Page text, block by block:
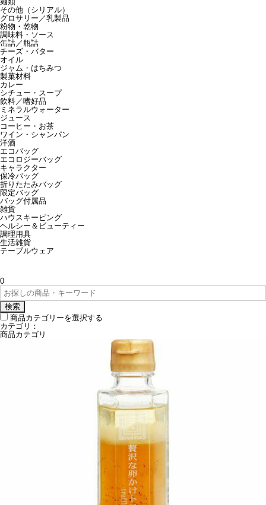
その他（シリアル）
グロサリー／乳製品
粉物・乾物
調味料・ソース
缶詰／瓶詰
チーズ・バター
オイル
ジャム・はちみつ
製菓材料
カレー
シチュー・スープ
飲料／嗜好品
ミネラルウォーター
ジュース
コーヒー・お茶
ワイン・シャンパン
洋酒
エコバッグ
エコロジーバッグ
キャラクター
保冷バッグ
折りたたみバッグ
限定バッグ
バッグ付属品
雑貨
ハウスキーピング
ヘルシー＆ビューティー
調理用具
生活雑貨
テーブルウェア
0
検索
商品カテゴリーを選択する
カテゴリ：
商品カテゴリ